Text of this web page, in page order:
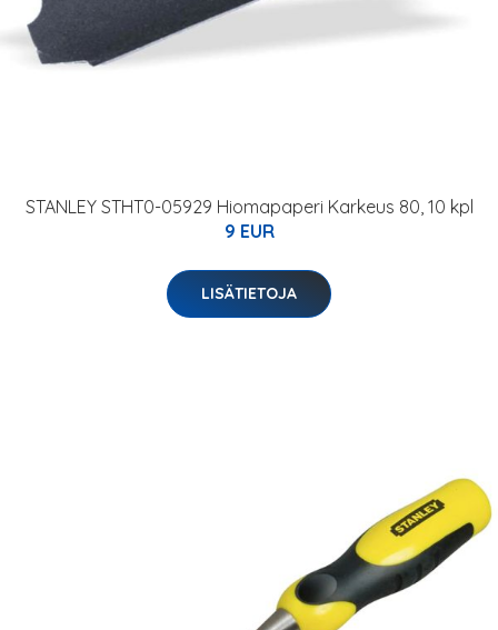
STANLEY STHT0-05929 Hiomapaperi Karkeus 80, 10 kpl
9 EUR
LISÄTIETOJA